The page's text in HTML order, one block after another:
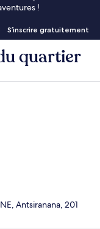
!
S’inscrire gratuitement
quartier
Antsiranana, 201